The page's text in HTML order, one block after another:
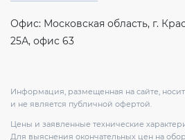
Офис: Московская область, г.
25А, офис 63
Информация, размещенная на сайте,
и не является публичной офертой.
Цены и заявленные технические
Для выяснения окончательных цен на